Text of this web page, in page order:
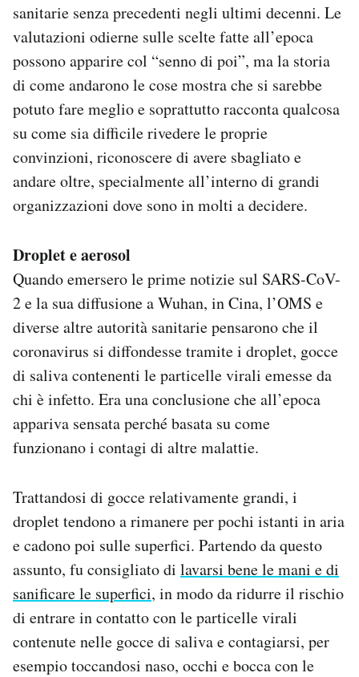
sanitarie senza precedenti negli ultimi decenni. Le
valutazioni odierne sulle scelte fatte all’epoca
possono apparire col “senno di poi”, ma la storia
di come andarono le cose mostra che si sarebbe
potuto fare meglio e soprattutto racconta qualcosa
su come sia difficile rivedere le proprie
convinzioni, riconoscere di avere sbagliato e
andare oltre, specialmente all’interno di grandi
organizzazioni dove sono in molti a decidere.
Droplet e aerosol
Quando emersero le prime notizie sul SARS-CoV-
2 e la sua diffusione a Wuhan, in Cina, l’OMS e
diverse altre autorità sanitarie pensarono che il
coronavirus si diffondesse tramite i droplet, gocce
di saliva contenenti le particelle virali emesse da
chi è infetto. Era una conclusione che all’epoca
appariva sensata perché basata su come
funzionano i contagi di altre malattie.
Trattandosi di gocce relativamente grandi, i
droplet tendono a rimanere per pochi istanti in aria
e cadono poi sulle superfici. Partendo da questo
assunto, fu consigliato di lavarsi bene le mani e di
sanificare le superfici, in modo da ridurre il rischio
di entrare in contatto con le particelle virali
contenute nelle gocce di saliva e contagiarsi, per
esempio toccandosi naso, occhi e bocca con le